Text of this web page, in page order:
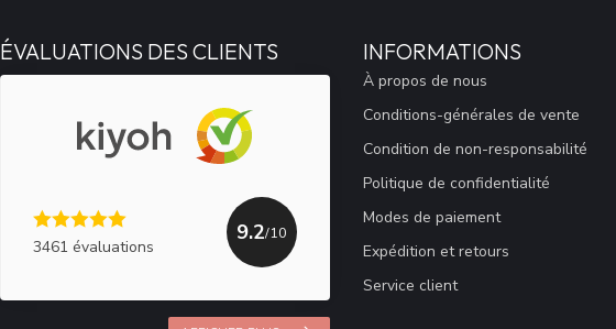
ÉVALUATIONS DES CLIENTS
3461 évaluations
9.2/10
INFORMATIONS
À propos de nous
Conditions-générales de vente
Condition de non-responsabilité
Politique de confidentialité
Modes de paiement
Expédition et retours
Service client